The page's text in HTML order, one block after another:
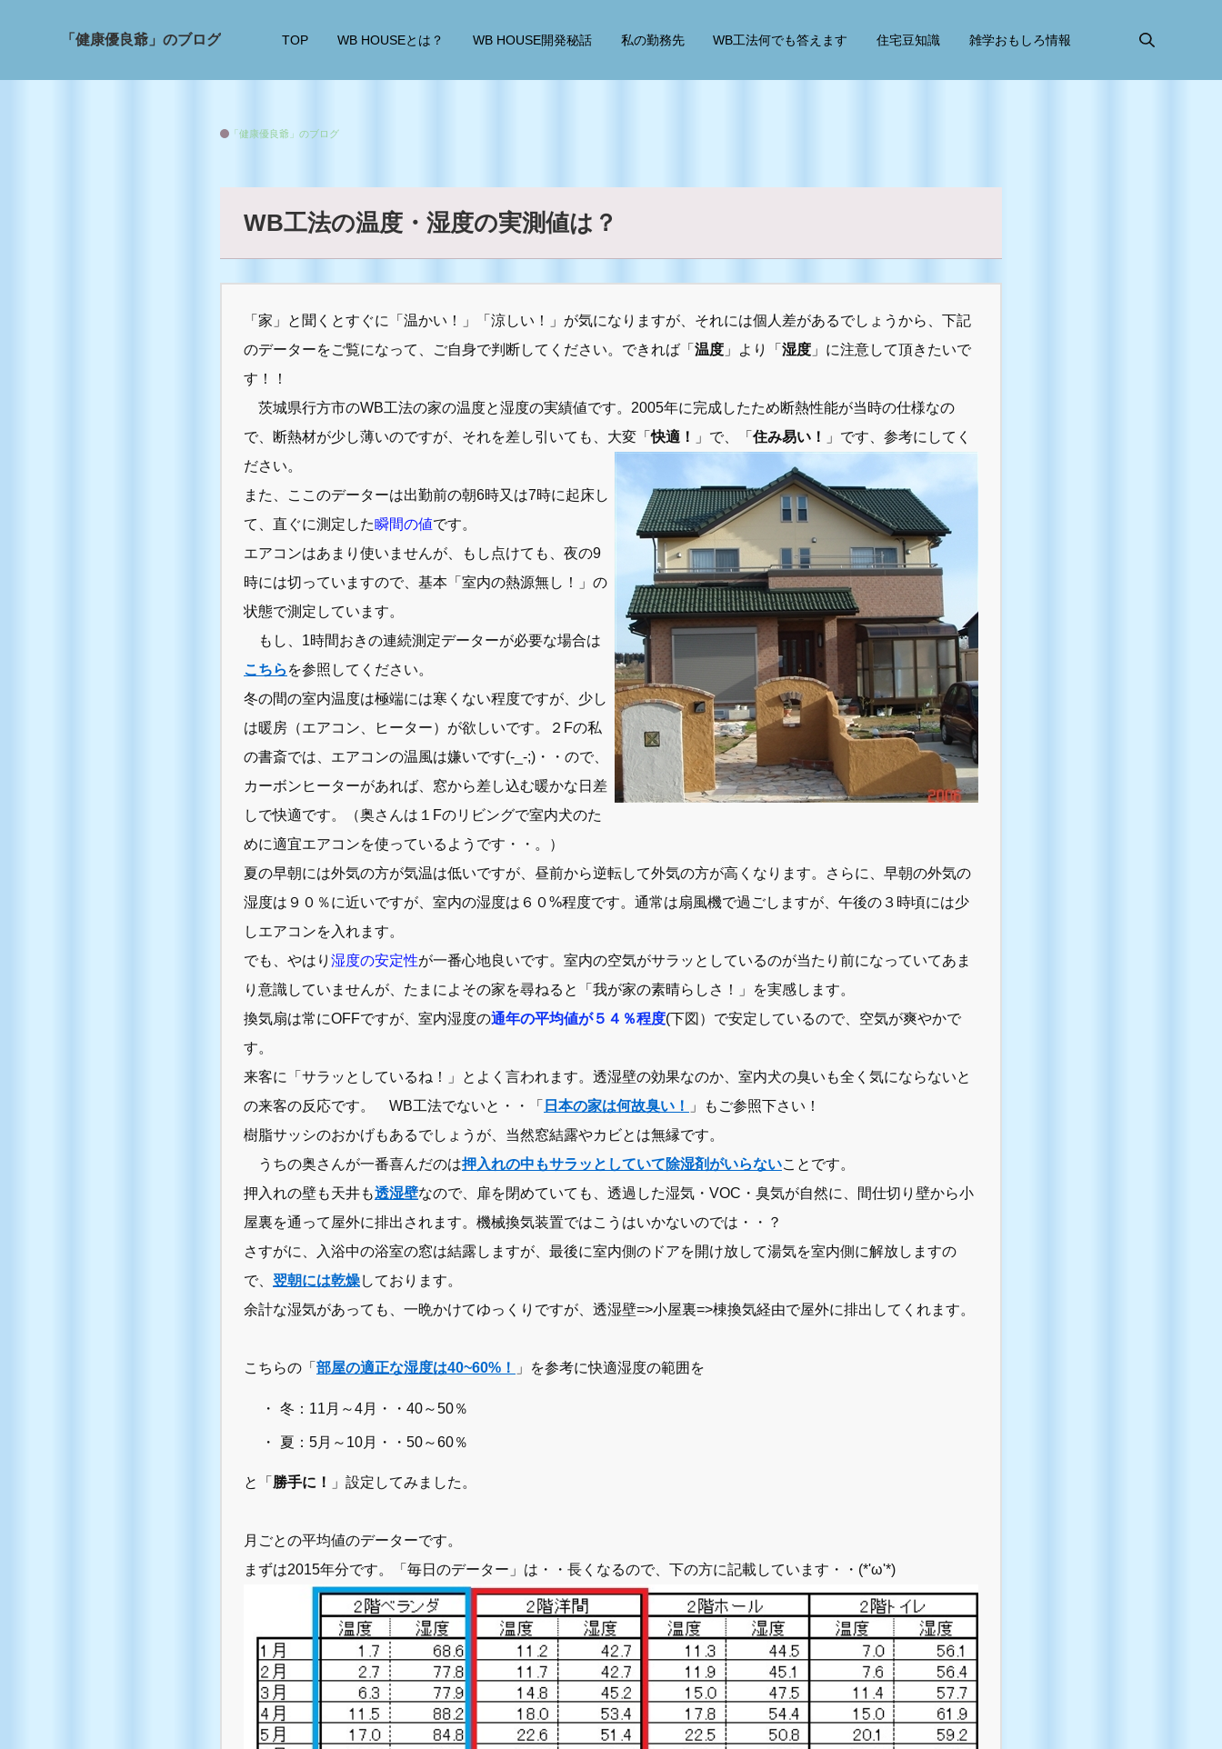
「健康優良爺」のブログ TOP WB HOUSEとは？ WB HOUSE開発秘話 私の勤務先 WB工法何でも答えます 住宅豆知識 雑学おもしろ情報
「健康優良爺」のブログ
WB工法の温度・湿度の実測値は？
「家」と聞くとすぐに「温かい！」「涼しい！」が気になりますが、それには個人差があるでしょうから、下記
のデーターをご覧になって、ご自身で判断してください。できれば「 温度 」より「 湿度 」に注意して頂きたいで
す！！
茨城県行方市のWB工法の家の温度と湿度の実績値です。2005年に完成したため断熱性能が当時の仕様なの
で、断熱材が少し薄いのですが、それを差し引いても、大変「快適！ 」で、「 住み易い！
」です、参考にしてく
ださい。
また、ここのデーターは出勤前の朝6時又は7時に起床し
て、直ぐに測定した瞬間の値です。
エアコンはあまり使いませんが、もし点けても、夜の9
時には切っていますので、基本「室内の熱源無し！」の
状態で測定しています。
もし、1時間おきの連続測定データーが必要な場合は
こちら を参照してください。
冬の間の室内温度は極端には寒くない程度ですが、少し
は暖房（エアコン、ヒーター）が欲しいです。２Fの私
の書斎では、エアコンの温風は嫌いです(-_-;)・・ので、
カーボンヒーターがあれば、窓から差し込む暖かな日差
しで快適です。（奥さんは１Fのリビングで室内犬のた
めに適宜エアコンを使っているようです・・。）
夏の早朝には外気の方が気温は低いですが、昼前から逆転して外気の方が高くなります。さらに、早朝の外気の
湿度は９０％に近いですが、室内の湿度は６０%程度です。通常は扇風機で過ごしますが、午後の３時頃には少
しエアコンを入れます。
でも、やはり 湿度の安定性が一番心地良いです。室内の空気がサラッとしているのが当たり前になっていてあま
り意識していませんが、たまによその家を尋ねると「我が家の素晴らしさ！」を実感します。
換気扇は常にOFFですが、室内湿度の通年の平均値が５４％程度(下図）で安定しているので、空気が爽やかで
す。
来客に「サラッとしているね！」とよく言われます。透湿壁の効果なのか、室内犬の臭いも全く気にならないと
の来客の反応です。 WB工法でないと・・「 日本の家は何故臭い！
」もご参照下さい！
樹脂サッシのおかげもあるでしょうが、当然窓結露やカビとは無縁です。
うちの奥さんが一番喜んだのは押入れの中もサラッとしていて除湿剤がいらないことです。
押入れの壁も天井も透湿壁なので、扉を閉めていても、透過した湿気・VOC・臭気が自然に、間仕切り壁から小
屋裏を通って屋外に排出されます。機械換気装置ではこうはいかないのでは・・？
さすがに、入浴中の浴室の窓は結露しますが、最後に室内側のドアを開け放して湯気を室内側に解放しますの
で、 翌朝には乾燥しております。
余計な湿気があっても、一晩かけてゆっくりですが、透湿壁=>小屋裏=>棟換気経由で屋外に排出してくれます。
こちらの「 部屋の適正な湿度は40~60%！ 」を参考に快適湿度の範囲を
冬：11月～4月・・40～50％
夏：5月～10月・・50～60％
と「 勝手に！ 」設定してみました。
月ごとの平均値のデーターです。
まずは2015年分です。「毎日のデーター」は・・長くなるので、下の方に記載しています・・(*'ω'*)